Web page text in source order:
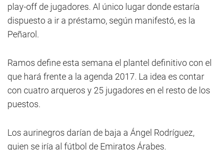
play-off de jugadores. Al único lugar donde estaría
dispuesto a ir a préstamo, según manifestó, es la
Peñarol.
Ramos define esta semana el plantel definitivo con el
que hará frente a la agenda 2017. La idea es contar
con cuatro arqueros y 25 jugadores en el resto de los
puestos.
Los aurinegros darían de baja a Ángel Rodríguez,
quien se iría al fútbol de Emiratos Árabes.